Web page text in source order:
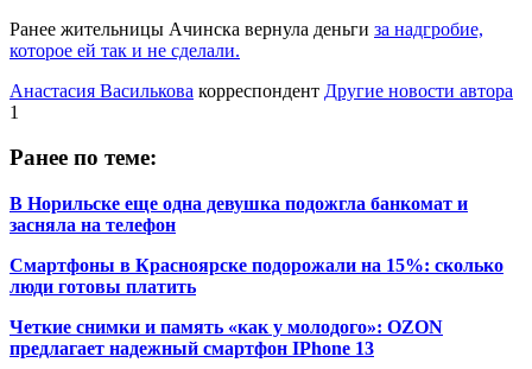
Ранее жительницы Ачинска вернула деньги за надгробие,
которое ей так и не сделали.
Анастасия Василькова корреспондент Другие новости автора
1
Ранее по теме:
В Норильске еще одна девушка подожгла банкомат и
засняла на телефон
Смартфоны в Красноярске подорожали на 15%: сколько
люди готовы платить
Четкие снимки и память «как у молодого»: OZON
предлагает надежный смартфон IPhone 13